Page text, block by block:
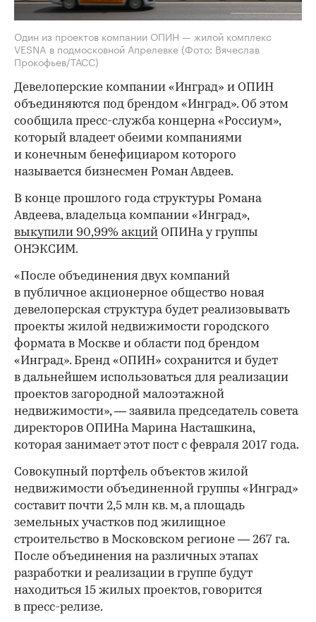
Один из проектов компании ОПИН — жилой комплекс
VESNA в подмосковной Апрелевке (Фото: Вячеслав
Прокофьев/ТАСС)
Девелоперские компании «Инград» и ОПИН
объединяются под брендом «Инград». Об этом
сообщила пресс-служба концерна «Россиум»,
который владеет обеими компаниями
и конечным бенефициаром которого
называется бизнесмен Роман Авдеев.
В конце прошлого года структуры Романа
Авдеева, владельца компании «Инград»,
выкупили 90,99% акций ОПИНа у группы
ОНЭКСИМ.
«После объединения двух компаний
в публичное акционерное общество новая
девелоперская структура будет реализовывать
проекты жилой недвижимости городского
формата в Москве и области под брендом
«Инград». Бренд «ОПИН» сохранится и будет
в дальнейшем использоваться для реализации
проектов загородной малоэтажной
недвижимости», — заявила председатель совета
директоров ОПИНа Марина Насташкина,
которая занимает этот пост с февраля 2017 года.
Совокупный портфель объектов жилой
недвижимости объединенной группы «Инград»
составит почти 2,5 млн кв. м, а площадь
земельных участков под жилищное
строительство в Московском регионе — 267 га.
После объединения на различных этапах
разработки и реализации в группе будут
находиться 15 жилых проектов, говорится
в пресс-релизе.